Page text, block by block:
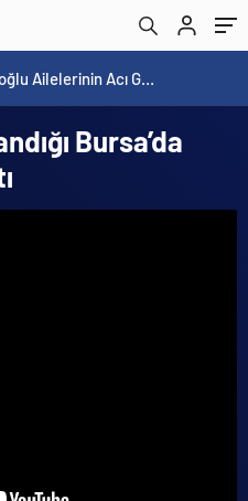
Toksöz ve Rakanoğlu Ailelerinin Acı Günü
Bursa’da